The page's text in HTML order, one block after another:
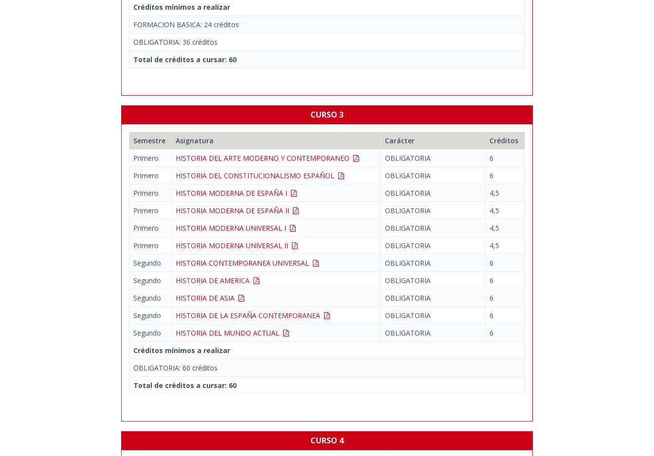
Créditos mínimos a realizar
FORMACION BASICA: 24 créditos
OBLIGATORIA: 36 créditos
Total de créditos a cursar: 60
CURSO 3
Semestre Asignatura Carácter
Créditos
Primero
HISTORIA DEL ARTE MODERNO Y CONTEMPORANEO OBLIGATORIA
6
Primero
HISTORIA DEL CONSTITUCIONALISMO ESPAÑOL OBLIGATORIA
6
Primero
HISTORIA MODERNA DE ESPAÑA I OBLIGATORIA
4,5
Primero
HISTORIA MODERNA DE ESPAÑA II OBLIGATORIA
4,5
Primero
HISTORIA MODERNA UNIVERSAL I OBLIGATORIA
4,5
Primero
HISTORIA MODERNA UNIVERSAL II OBLIGATORIA
4,5
Segundo
HISTORIA CONTEMPORANEA UNIVERSAL OBLIGATORIA
6
Segundo
HISTORIA DE AMERICA OBLIGATORIA
6
Segundo
HISTORIA DE ASIA OBLIGATORIA
6
Segundo
HISTORIA DE LA ESPAÑA CONTEMPORANEA OBLIGATORIA
6
Segundo
HISTORIA DEL MUNDO ACTUAL OBLIGATORIA
6
Créditos mínimos a realizar
OBLIGATORIA: 60 créditos
Total de créditos a cursar: 60
CURSO 4